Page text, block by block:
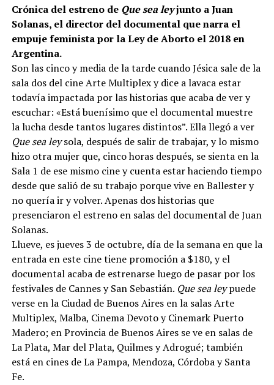
Crónica del estreno de Que sea leyjunto a Juan
Solanas, el director del documental que narra el
empuje feminista por la Ley de Aborto el 2018 en
Argentina.
Son las cinco y media de la tarde cuando Jésica sale de la
sala dos del cine Arte Multiplex y dice a lavaca estar
todavía impactada por las historias que acaba de ver y
escuchar: «Está buenísimo que el documental muestre
la lucha desde tantos lugares distintos”. Ella llegó a ver
Que sea leysola, después de salir de trabajar, y lo mismo
hizo otra mujer que, cinco horas después, se sienta en la
Sala 1 de ese mismo cine y cuenta estar haciendo tiempo
desde que salió de su trabajo porque vive en Ballester y
no quería ir y volver. Apenas dos historias que
presenciaron el estreno en salas del documental de Juan
Solanas.
Llueve, es jueves 3 de octubre, día de la semana en que la
entrada en este cine tiene promoción a $180, y el
documental acaba de estrenarse luego de pasar por los
festivales de Cannes y San Sebastián. Que sea leypuede
verse en la Ciudad de Buenos Aires en la salas Arte
Multiplex, Malba, Cinema Devoto y Cinemark Puerto
Madero; en Provincia de Buenos Aires se ve en salas de
La Plata, Mar del Plata, Quilmes y Adrogué; también
está en cines de La Pampa, Mendoza, Córdoba y Santa
Fe.